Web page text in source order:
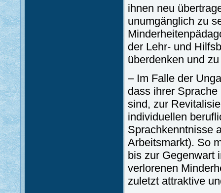
ihnen neu
unumgänglich zu
der Lehr- und
überdenken und
– Im Falle der
dass ihrer
sind, zur
individuellen
Sprachkenntnisse
Arbeitsmarkt). So
bis zur Gegenwart
verlorenen
zuletzt attraktive